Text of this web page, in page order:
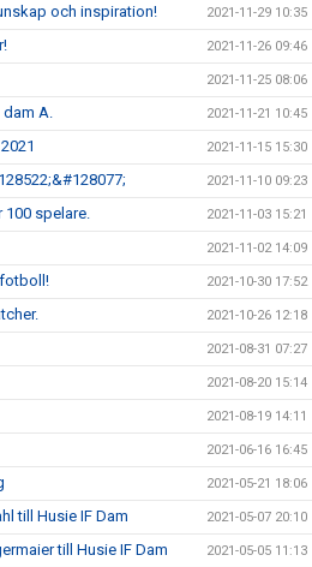
och inspiration! 2021-11-29 10:35
2021-11-26 09:46
2021-11-25 08:06
A. 2021-11-21 10:45
2021-11-15 15:30
2021-11-10 09:23
spelare. 2021-11-03 15:21
2021-11-02 14:09
2021-10-30 17:52
2021-10-26 12:18
2021-08-31 07:27
2021-08-20 15:14
2021-08-19 14:11
2021-06-16 16:45
2021-05-21 18:06
till Husie IF Dam 2021-05-07 20:10
till Husie IF Dam 2021-05-05 11:13